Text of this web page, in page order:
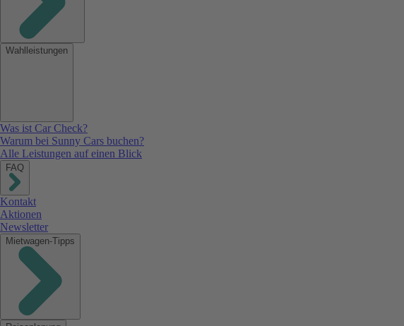
Wahlleistungen
Was ist Car Check?
Warum bei Sunny Cars buchen?
Alle Leistungen auf einen Blick
FAQ
Kontakt
Aktionen
Newsletter
Mietwagen-Tipps